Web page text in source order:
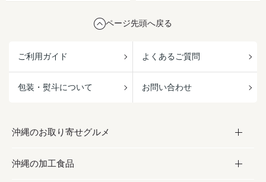
ページ先頭へ戻る
ご利用ガイド よくあるご質問
包装・熨斗について お問い合わせ
沖縄のお取り寄せグルメ
お取り寄せグルメ
沖縄の加工食品